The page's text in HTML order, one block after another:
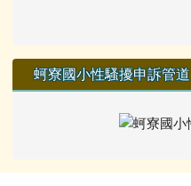
蚵寮國小性騷擾申訴管道